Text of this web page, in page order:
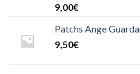
Note
5.0000000000000000
sur 5
9,00€
Patchs Ange
9,50€